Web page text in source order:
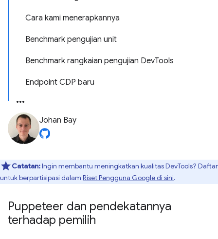
Cara kami menerapkannya
Benchmark pengujian unit
Benchmark rangkaian pengujian DevTools
Endpoint CDP baru
Johan Bay
Catatan:Ingin membantu meningkatkan kualitas DevTools? Daftar
untuk berpartisipasi dalam Riset Pengguna Google di sini.
Puppeteer dan pendekatannya
terhadap pemilih